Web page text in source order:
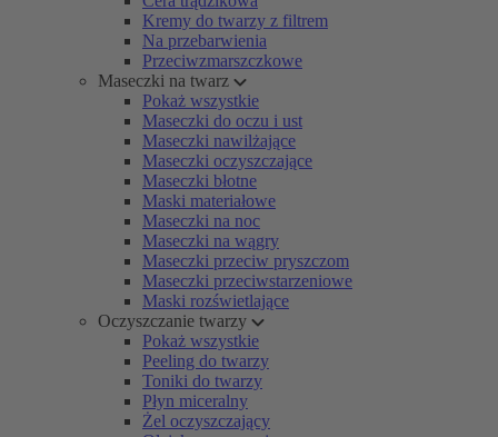
Kremy do twarzy z filtrem
Na przebarwienia
Przeciwzmarszczkowe
Maseczki na twarz
Pokaż wszystkie
Maseczki do oczu i ust
Maseczki nawilżające
Maseczki oczyszczające
Maseczki błotne
Maski materiałowe
Maseczki na noc
Maseczki na wągry
Maseczki przeciw pryszczom
Maseczki przeciwstarzeniowe
Maski rozświetlające
Oczyszczanie twarzy
Pokaż wszystkie
Peeling do twarzy
Toniki do twarzy
Płyn miceralny
Żel oczyszczający